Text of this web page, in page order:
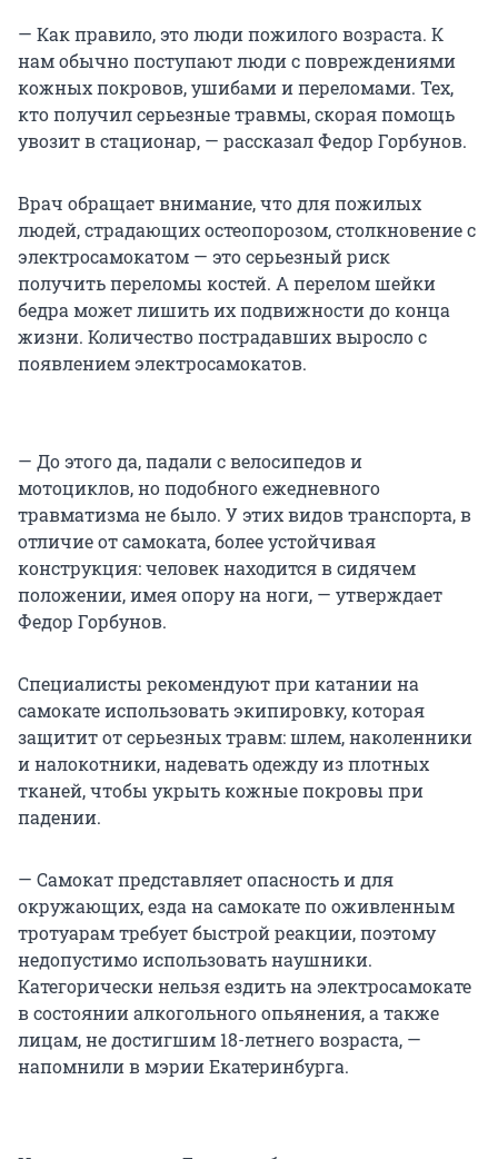
— Как правило, это люди пожилого возраста. К
нам обычно поступают люди с повреждениями
кожных покровов, ушибами и переломами. Тех,
кто получил серьезные травмы, скорая помощь
увозит в стационар, — рассказал Федор Горбунов.
Врач обращает внимание, что для пожилых
людей, страдающих остеопорозом, столкновение с
электросамокатом — это серьезный риск
получить переломы костей. А перелом шейки
бедра может лишить их подвижности до конца
жизни. Количество пострадавших выросло с
появлением электросамокатов.
— До этого да, падали с велосипедов и
мотоциклов, но подобного ежедневного
травматизма не было. У этих видов транспорта, в
отличие от самоката, более устойчивая
конструкция: человек находится в сидячем
положении, имея опору на ноги, — утверждает
Федор Горбунов.
Специалисты рекомендуют при катании на
самокате использовать экипировку, которая
защитит от серьезных травм: шлем, наколенники
и налокотники, надевать одежду из плотных
тканей, чтобы укрыть кожные покровы при
падении.
— Самокат представляет опасность и для
окружающих, езда на самокате по оживленным
тротуарам требует быстрой реакции, поэтому
недопустимо использовать наушники.
Категорически нельзя ездить на электросамокате
в состоянии алкогольного опьянения, а также
лицам, не достигшим 18-летнего возраста, —
напомнили в мэрии Екатеринбурга.